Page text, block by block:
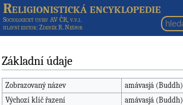
Religionistická encyklopedie
Sociologický ústav AV ČR, v.v.i.
hlavní editor: Zdeněk R. Nešpor
Základní údaje
Zobrazovaný název
amávasjá (Buddh)
Výchozí klíč řazení
amávasjá (Buddh)